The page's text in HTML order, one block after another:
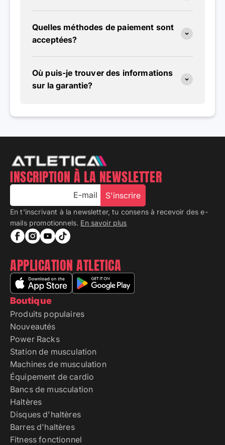
Quelles méthodes de paiement sont
acceptées?
Où puis-je trouver des informations
sur la garantie?
Boutique
Produits populaires
Nouveautés
Power Racks
Station de musculation
Machines de musculation
Équipement de cardio
Bancs de musculation
Haltères
Disques d'haltères
Barres d'haltères
Fitness fonctionnel
INSCRIPTION À LA NEWSLETTER
E-mail S'inscrire
En t'inscrivant à la newsletter, tu consens à recevoir des e-
mails promotionnels. En savoir plus
APPLICATION ATLETICA